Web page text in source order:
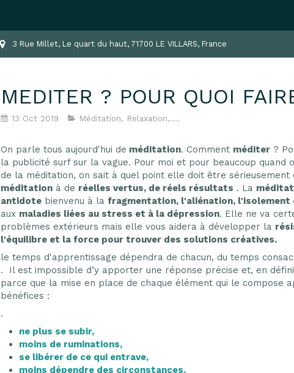
3 Rue Millet, Le quart du haut, 71700 LE VILLARS, France
MEDITER ? POUR QUOI
13 Oct 2019 Méditation, Relaxation,....
On parle tous aujourd'hui de méditation. Comment méditer ?
la publicité surf sur la vague. Pour moi et pour beaucoup quand
de la méditation, on sait à quel point elle doit être sérieusement
méditation à de réelles vertus, de réels résultats . La
antidote bienvenu à lafragmentation, l'aliénation,
aux maladies liées au stress et à la dépression. Elle ne va
problèmes extérieurs mais elle vous aidera à développer la
l'équilibre et la force pour trouver des solutions créatives.
le temps d'apprentissage dépendra de chacun, du temps
. Il est impossible d’y apporter une réponse précise et, en
parce que la mise en place de chaque élément qui le compose
bénéfices :
.
ne plus se subir,
moins de ruminations,
se libérer de ce qui entrave,
moins dépendre des circonstances,